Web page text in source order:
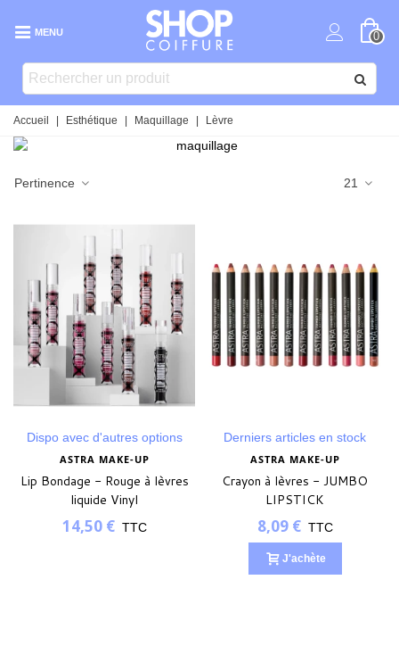
MENU 0
Accueil Esthétique Maquillage Lèvre
Pertinence 21
Dispo avec d'autres options
ASTRA MAKE-UP
Lip Bondage - Rouge à lèvres
liquide Vinyl
14,50 € TTC
Derniers articles en stock
ASTRA MAKE-UP
Crayon à lèvres - JUMBO
LIPSTICK
8,09 € TTC
J'achète